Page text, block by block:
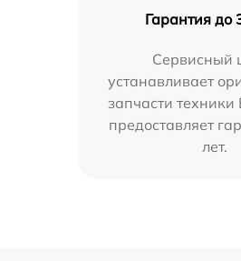
Гарантия до
Сервисный
устанавливает
запчасти
предоставляет
лет.